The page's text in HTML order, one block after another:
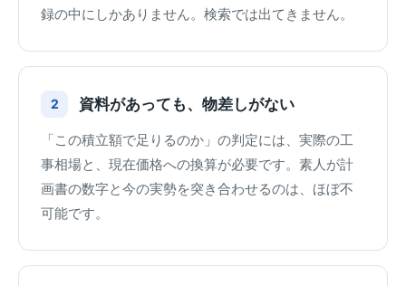
録の中にしかありません。検索では出てきません。
2 資料があっても、物差しがない
「この積立額で足りるのか」の判定には、実際の工
事相場と、現在価格への換算が必要です。素人が計
画書の数字と今の実勢を突き合わせるのは、ほぼ不
可能です。